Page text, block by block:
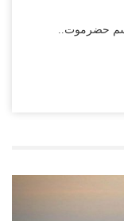
حسم حضرموت..